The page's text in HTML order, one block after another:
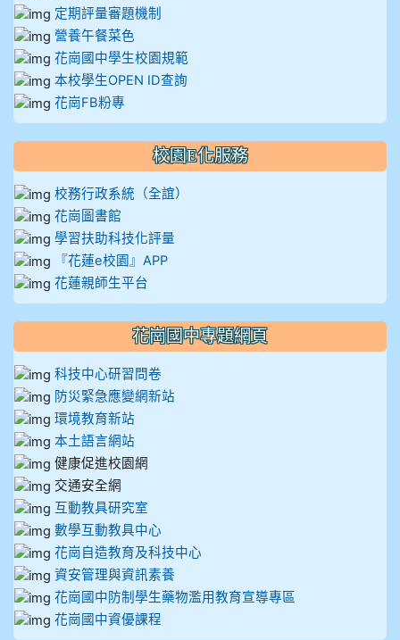
定期評量審題機制
營養午餐菜色
花崗國中學生校園規範
本校學生OPEN ID查詢
花崗FB粉專
校園E化服務
校務行政系統（全誼）
花崗圖書館
學習扶助科技化評量
『花蓮e校園』APP
花蓮親師生平台
花崗國中專題網頁
科技中心研習問卷
防災緊急應變網新站
環境教育新站
本土語言網站
健康促進校園網
交通安全網
互動教具研究室
數學互動教具中心
花崗自造教育及科技中心
資安管理與資訊素養
花崗國中防制學生藥物濫用教育宣導專區
花崗國中資優課程